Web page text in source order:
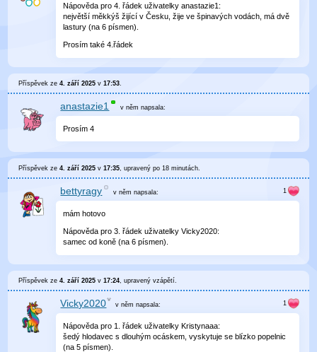
Nápověda pro 4. řádek uživatelky anastazie1:
největší měkkýš žijící v Česku, žije ve špinavých vodách, má dvě
lastury (na 6 písmen).
Prosím také 4.řádek
Příspěvek ze4. září 2025 v17:53.
anastazie1 v němnapsala:
Prosím 4
Příspěvek ze4. září 2025 v17:35, upravenýpo 18 minutách.
bettyragy v němnapsala:
mám hotovo
Nápověda pro 3. řádek uživatelky Vicky2020:
samec od koně (na 6 písmen).
Příspěvek ze4. září 2025 v17:24, upravenývzápětí.
Vicky2020 v něm napsala:
Nápověda pro 1. řádek uživatelky Kristynaaa:
šedý hlodavec s dlouhým ocáskem, vyskytuje se blízko popelnic
(na 5 písmen).